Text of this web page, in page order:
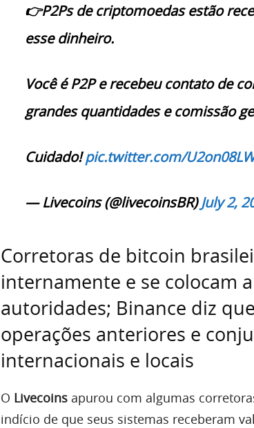
👉P2Ps de criptomoedas estão
esse dinheiro.
Você é P2P e recebeu contato de
grandes quantidades e comissão
Cuidado!pic.twitter.com/
— Livecoins (@livecoinsBR)July 2,
Corretoras de bitcoin
internamente e se colocam
autoridades; Binance diz
operações anteriores e
internacionais e locais
O Livecoins apurou com algumas
indício de que seus sistemas receberam